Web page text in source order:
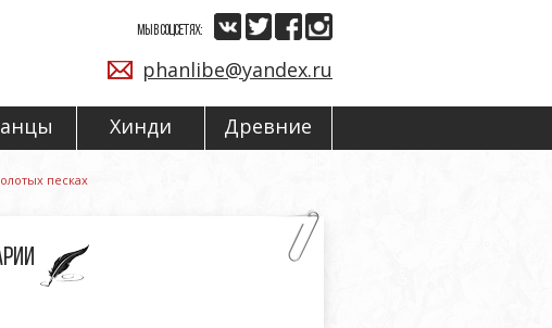
МЫ В СОЦСЕТЯХ:
phanlibe@yandex.ru
Хинди Древние
песках